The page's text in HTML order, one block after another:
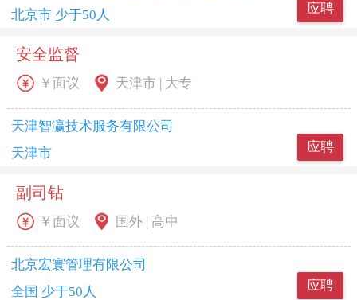
应聘
北京市 少于50人
安全监督
应聘
￥面议 天津市 | 大专
天津智瀛技术服务有限公司
天津市
副司钻
应聘
￥面议 国外 | 高中
北京宏寰管理有限公司
全国 少于50人